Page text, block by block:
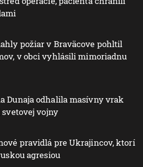
požiar v Braväcove pohltil
v obci vyhlásili mimoriadnu
Dunaja odhalila masívny vrak
vojny
pravidlá pre Ukrajincov, ktorí
agresiou